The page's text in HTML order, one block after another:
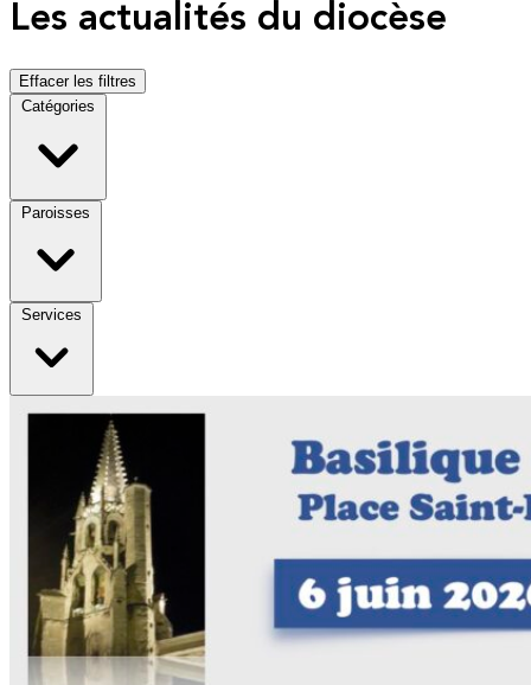
Les actualités du diocèse
Effacer les filtres
Catégories
Paroisses
Services